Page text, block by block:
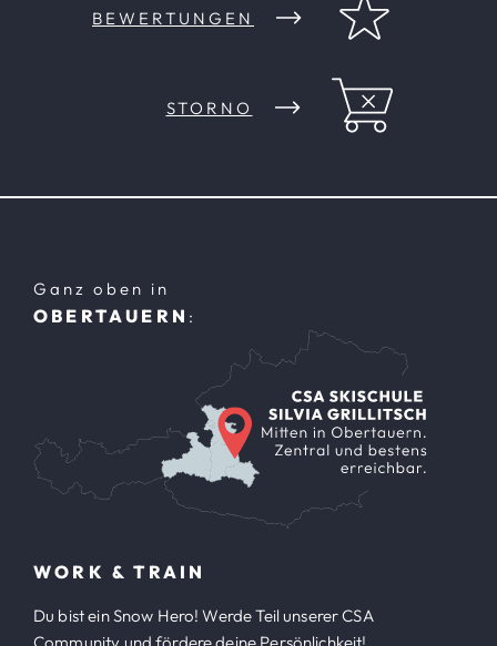
BEWERTUNGEN
STORNO
Ganz oben in
OBERTAUERN :
WORK & TRAIN
Du bist ein Snow Hero! Werde Teil unserer CSA